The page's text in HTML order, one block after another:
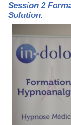
Session 2
Solution.